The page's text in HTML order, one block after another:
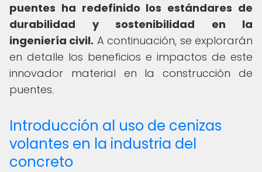
puentes ha redefinido los estándares de
durabilidad y sostenibilidad en la
ingeniería civil. A continuación, se explorarán
en detalle los beneficios e impactos de este
innovador material en la construcción de
puentes.
Introducción al uso de cenizas
volantes en la industria del
concreto